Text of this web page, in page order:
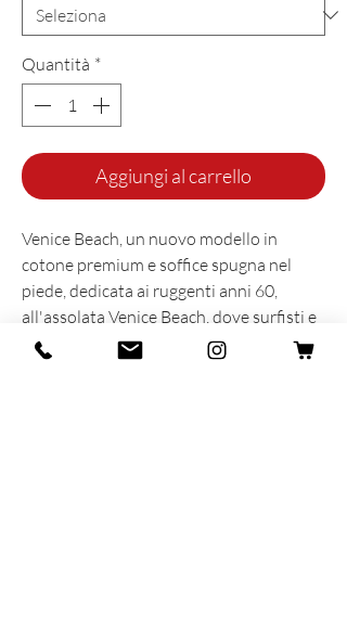
Quantità *
Aggiungi al carrello
Venice Beach, un nuovo modello in
cotone premium e soffice spugna nel
piede, dedicata ai ruggenti anni 60,
all'assolata Venice Beach, dove surfisti e
skaters con le loro calze in spugna hanno